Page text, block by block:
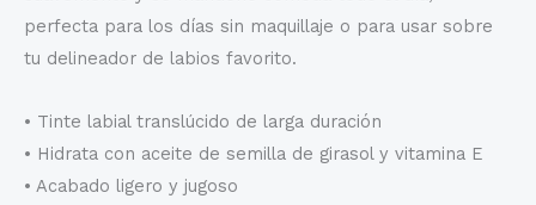
perfecta para los días sin maquillaje o para usar sobre
tu delineador de labios favorito.
• Tinte labial translúcido de larga duración
• Hidrata con aceite de semilla de girasol y vitamina E
• Acabado ligero y jugoso